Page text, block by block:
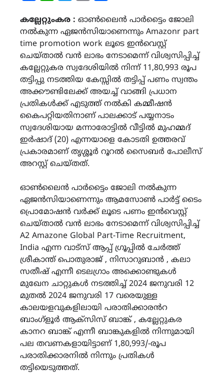
കല്ലേറ്റുംകര : ഓൺലൈൻ പാർട്ടൈം ജോലി
നൽകുന്ന ഏജൻസിയാണെന്നും Amazonr part
time promotion work ലൂടെ ഇൻവെസ്റ്റ്
ചെയ്താൽ വൻ ലാഭം നേടാമെന്ന് വിശ്വസിപ്പിച്ച്
കല്ലേറ്റുകര സ്വദേശിയിൽ നിന്ന് 11,80,993 രൂപ
തട്ടിപ്പു നടത്തിയ കേസ്സിൽ തട്ടിപ്പ് പണം സ്വന്തം
അക്കൗണ്ടിലേക്ക് അയച്ച് വാങ്ങി പ്രധാന
പ്രതികൾക്ക് എടുത്ത് നൽകി കമ്മീഷൻ
കൈപറ്റിയതിനാണ് പാലക്കാട് പയ്യനാടം
സ്വദേശിയായ മന്നാരോട്ടിൽ വീട്ടിൽ മുഹമ്മദ്
ഇർഷാദ് (20) എന്നയാളെ കോടതി ഉത്തരവ്
പ്രകാരമാണ് തൃശ്ശൂർ റൂറൽ സൈബർ പോലീസ്
അറസ്റ്റ് ചെയ്തത്.
ഓൺലൈൻ പാർട്ടൈം ജോലി നൽകുന്ന
ഏജൻസിയാണെന്നും ആമസോൺ പാർട്ട് ടൈം
പ്രൊമോഷൻ വർക്ക് ലൂടെ പണം ഇൻവെസ്റ്റ്
ചെയ്താൽ വൻ ലാഭം നേടാമെന്ന് വിശ്വസിപ്പിച്ച്
A2 Amazone Global Part-Time Recruitment,
India എന്ന വാട്സ് ആപ്പ് ഗ്രൂപ്പിൽ ചേർത്ത്
ശ്രീകാന്ത് പൊതുരാജ് , നിസാറുബാൻ , കലാ
സതീഷ് എന്നീ ടെലഗ്രാം അക്കൊണ്ടുകൾ
മുഖേന ചാറ്റുകൾ നടത്തിച്ച് 2024 ജനുവരി 12
മുതൽ 2024 ജനുവരി 17 വരെയുള്ള
കാലയളവുകളിലായി പരാതിക്കാരൻറ
ബാംഗ്ളൂർ ആക്സിസ് ബാങ്ക് , കല്ലേറ്റുകര
കാനറ ബാങ്ക് എന്നീ ബാങ്കുകളിൽ നിന്നുമായി
പല തവണകളായിട്ടാണ് 1,80,993/-രൂപ
പരാതിക്കാരനിൽ നിന്നും പ്രതികൾ
തട്ടിയെടുത്തത്.